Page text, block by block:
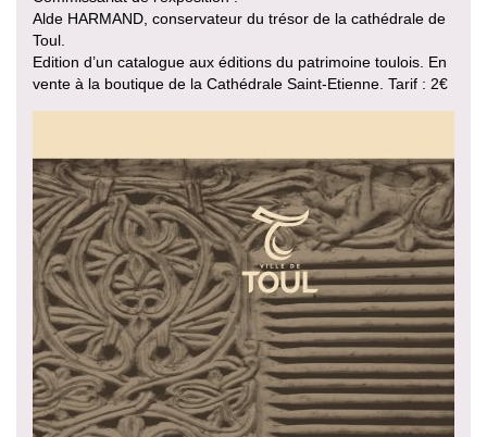
Alde HARMAND, conservateur du trésor de la cathédrale de
Toul.
Edition d’un catalogue aux éditions du patrimoine toulois. En
vente à la boutique de la Cathédrale Saint-Etienne. Tarif : 2€